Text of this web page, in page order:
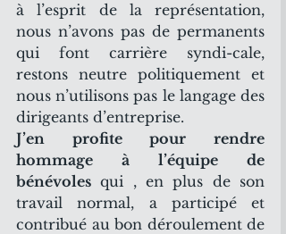
à l’esprit de la représentation,
nous n’avons pas de permanents
qui font carrière syndi-cale,
restons neutre politiquement et
nous n’utilisons pas le langage des
dirigeants d’entreprise.
J’en profite pour rendre
hommage à l’équipe de
bénévoles qui , en plus de son
travail normal, a participé et
contribué au bon déroulement de